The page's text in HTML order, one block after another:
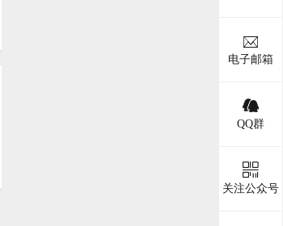
电子邮箱
QQ群
关注公众号